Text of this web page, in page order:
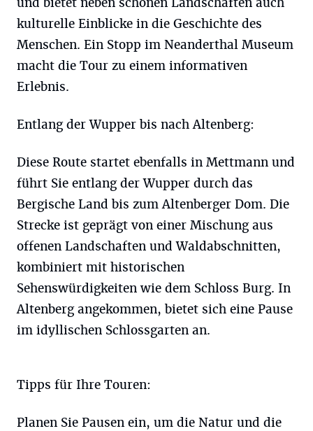
kulturelle Einblicke in die Geschichte des
Menschen. Ein Stopp im Neanderthal Museum
macht die Tour zu einem informativen
Erlebnis.
Entlang der Wupper bis nach Altenberg:
Diese Route startet ebenfalls in Mettmann und
führt Sie entlang der Wupper durch das
Bergische Land bis zum Altenberger Dom. Die
Strecke ist geprägt von einer Mischung aus
offenen Landschaften und Waldabschnitten,
kombiniert mit historischen
Sehenswürdigkeiten wie dem Schloss Burg. In
Altenberg angekommen, bietet sich eine Pause
im idyllischen Schlossgarten an.
Tipps für Ihre Touren:
Planen Sie Pausen ein, um die Natur und die